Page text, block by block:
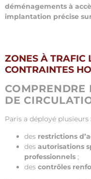
déménagements à
implantation précise
ZONES À TRAFIC
CONTRAINTES
COMPRENDRE
DE
Paris a déployé plusieurs
des restrictions
des autorisations
professionnels ;
des contrôles